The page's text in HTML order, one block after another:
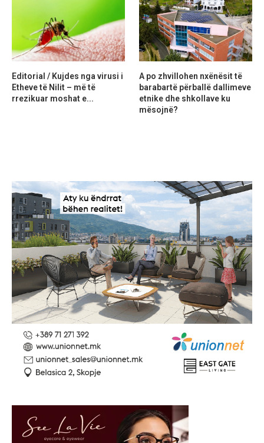
Editorial / Kujdes nga virusi i
Etheve të Nilit – më të
rrezikuar moshat e...
A po zhvillohen nxënësit të
barabartë përballë dallimeve
etnike dhe shkollave ku
mësojnë?